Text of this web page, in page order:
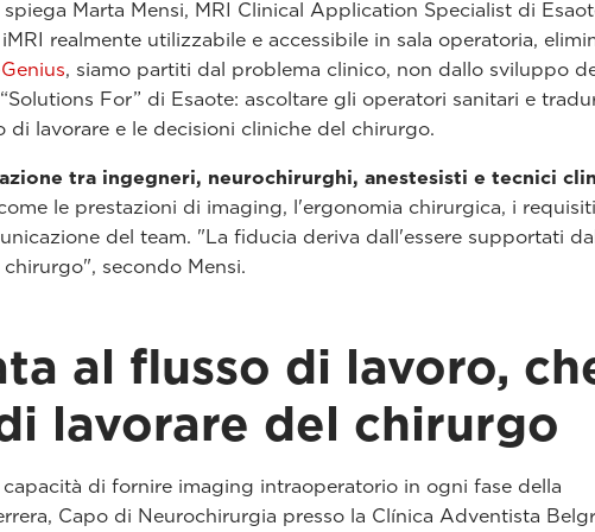
Marta Mensi, MRI Clinical Application Specialist di
realmente utilizzabile e accessibile in sala operatoria,
, siamo partiti dal problema clinico, non dallo sviluppo
For” di Esaote: ascoltare gli operatori sanitari e
lavorare e le decisioni cliniche del chirurgo.
tra ingegneri, neurochirurghi, anestesisti e tecnici
le prestazioni di imaging, l'ergonomia chirurgica, i
del team. "La fiducia deriva dall'essere supportati
secondo Mensi.
al flusso di lavoro,
lavorare del chirurgo
di fornire imaging intraoperatorio in ogni fase della
Capo di Neurochirurgia presso la Clínica Adventista